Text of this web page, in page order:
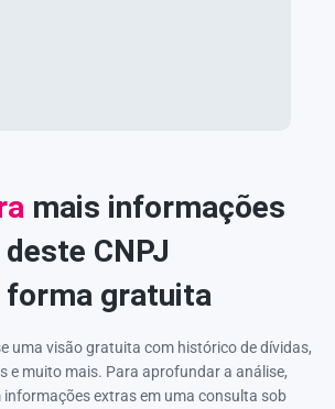
mais informações
deste CNPJ
forma gratuita
uma visão gratuita com histórico de dívidas,
e muito mais. Para aprofundar a análise,
informações extras em uma consulta sob